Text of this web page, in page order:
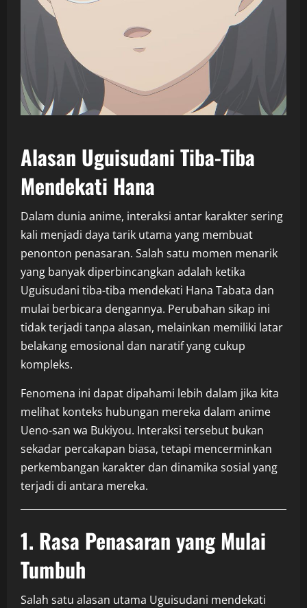
Alasan Uguisudani Tiba-Tiba
Mendekati Hana
Dalam dunia anime, interaksi antar karakter sering
kali menjadi daya tarik utama yang membuat
penonton penasaran. Salah satu momen menarik
yang banyak diperbincangkan adalah ketika
Uguisudani tiba-tiba mendekati Hana Tabata dan
mulai berbicara dengannya. Perubahan sikap ini
tidak terjadi tanpa alasan, melainkan memiliki latar
belakang emosional dan naratif yang cukup
kompleks.
Fenomena ini dapat dipahami lebih dalam jika kita
melihat konteks hubungan mereka dalam anime
Ueno-san wa Bukiyou. Interaksi tersebut bukan
sekadar percakapan biasa, tetapi mencerminkan
perkembangan karakter dan dinamika sosial yang
terjadi di antara mereka.
1. Rasa Penasaran yang Mulai
Tumbuh
Salah satu alasan utama Uguisudani mendekati